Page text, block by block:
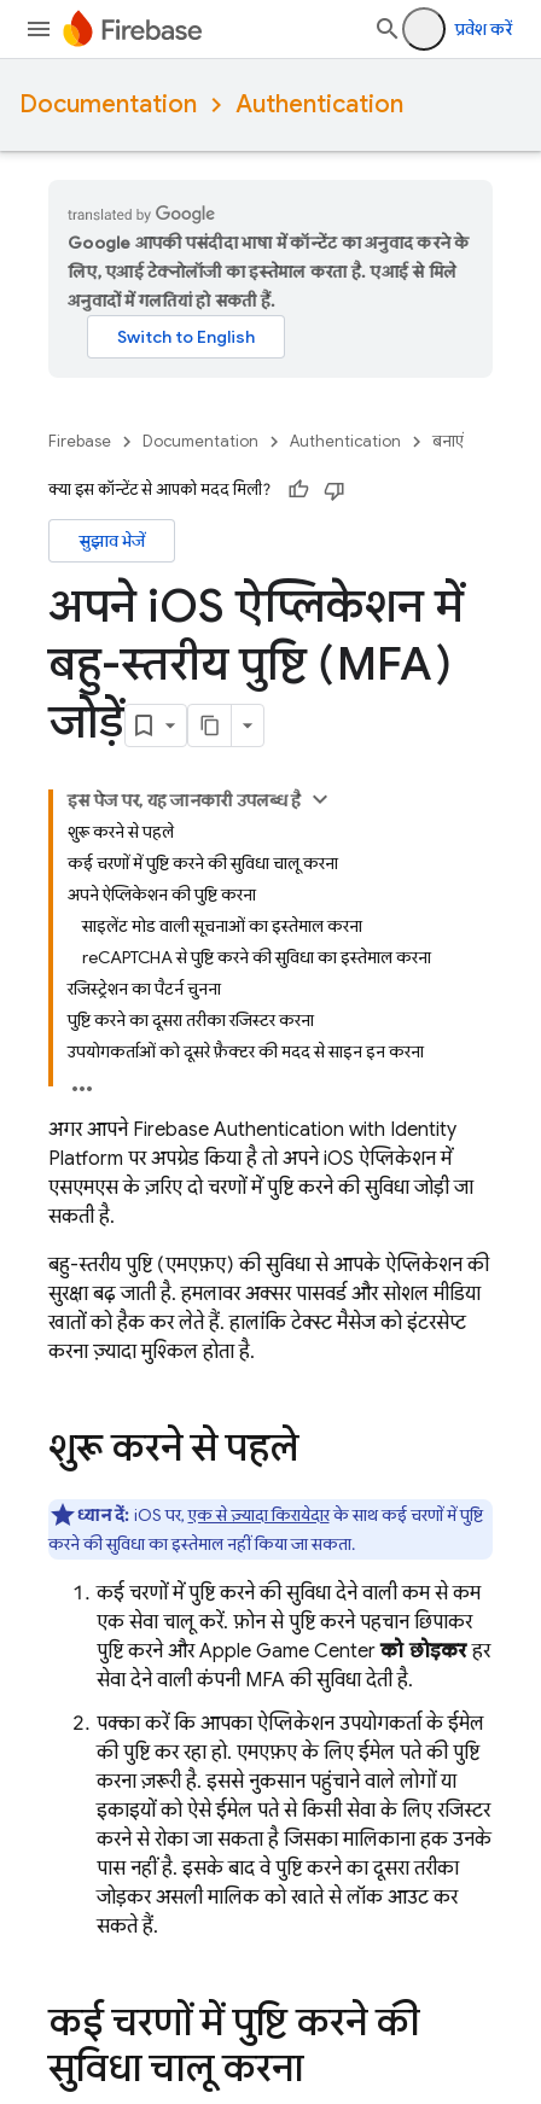
प्रवेश करें
Documentation Authentication
Google आपकी पसंदीदा भाषा में कॉन्टेंट का अनुवाद करने के
लिए, एआई टेक्नोलॉजी का इस्तेमाल करता है. एआई से मिले
अनुवादों में गलतियां हो सकती हैं.
Firebase Documentation Authentication बनाएं
क्या इस कॉन्टेंट से आपको मदद मिली?
सुझाव भेजें
अपने iOS ऐप्लिकेशन में
बहु-स्तरीय पुष्टि (MFA)
जोड़ें
इस पेज पर, यह जानकारी उपलब्ध है
शुरू करने से पहले
कई चरणों में पुष्टि करने की सुविधा चालू करना
अपने ऐप्लिकेशन की पुष्टि करना
साइलेंट मोड वाली सूचनाओं का इस्तेमाल करना
reCAPTCHA से पुष्टि करने की सुविधा का इस्तेमाल करना
रजिस्ट्रेशन का पैटर्न चुनना
पुष्टि करने का दूसरा तरीका रजिस्टर करना
उपयोगकर्ताओं को दूसरे फ़ैक्टर की मदद से साइन इन करना
अगर आपने Firebase Authentication with Identity
Platform पर अपग्रेड किया है, तो अपने iOS ऐप्लिकेशन में
एसएमएस के ज़रिए दो चरणों में पुष्टि करने की सुविधा जोड़ी जा
सकती है.
बहु-स्तरीय पुष्टि (एमएफ़ए) की सुविधा से, आपके ऐप्लिकेशन की
सुरक्षा बढ़ जाती है. हमलावर अक्सर पासवर्ड और सोशल मीडिया
खातों को हैक कर लेते हैं. हालांकि, टेक्स्ट मैसेज को इंटरसेप्ट
करना ज़्यादा मुश्किल होता है.
शुरू करने से पहले
ध्यान दें: iOS पर,एक से ज़्यादा किरायेदारके साथ कई चरणों में पुष्टि
करने की सुविधा का इस्तेमाल नहीं किया जा सकता.
कई चरणों में पुष्टि करने की सुविधा देने वाली कम से कम
एक सेवा चालू करें. फ़ोन से पुष्टि करने, पहचान छिपाकर
पुष्टि करने, और Apple Game Centerको छोड़कर, हर
सेवा देने वाली कंपनी MFA की सुविधा देती है.
पक्का करें कि आपका ऐप्लिकेशन, उपयोगकर्ता के ईमेल
की पुष्टि कर रहा हो. एमएफ़ए के लिए, ईमेल पते की पुष्टि
करना ज़रूरी है. इससे नुकसान पहुंचाने वाले लोगों या
इकाइयों को, ऐसे ईमेल पते से किसी सेवा के लिए रजिस्टर
करने से रोका जा सकता है जिसका मालिकाना हक उनके
पास नहीं है. इसके बाद, वे पुष्टि करने का दूसरा तरीका
जोड़कर, असली मालिक को खाते से लॉक आउट कर
सकते हैं.
कई चरणों में पुष्टि करने की
सुविधा चालू करना